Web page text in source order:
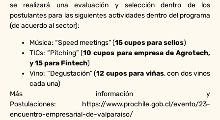
se realizará una evaluación y selección dentro de los
postulantes para las siguientes actividades dentro del programa
(de acuerdo al sector):
Música: “Speed meetings” (15 cupos para sellos)
TICs: “Pitching” (10 cupos para empresa de Agrotech,
y 15 para Fintech)
Vino: “Degustación” (12 cupos para viñas, con dos vinos
cada una)
Más información y
Postulaciones: https://www.prochile.gob.cl/evento/23-
encuentro-empresarial-de-valparaiso/